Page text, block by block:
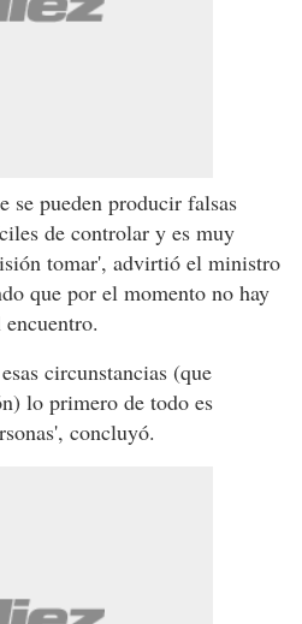
se pueden producir falsas
de controlar y es muy
tomar', advirtió el ministro
que por el momento no hay
circunstancias (que
lo primero de todo es
concluyó.